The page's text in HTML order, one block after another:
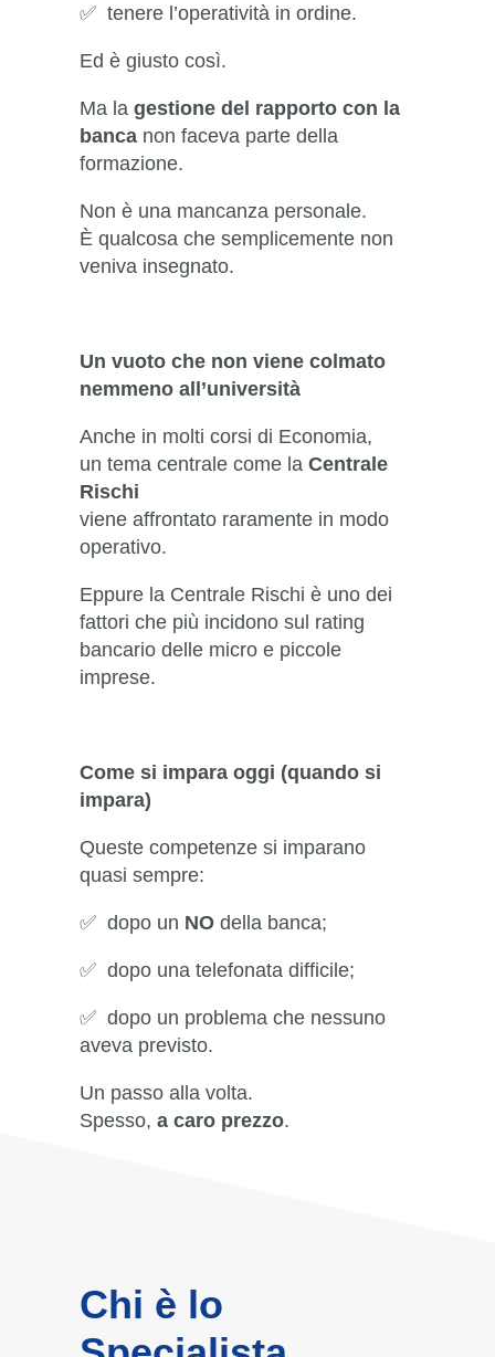
✅ tenere l’operatività in ordine.
Ed è giusto così.
Ma lagestione del rapporto con la
bancanon faceva parte della
formazione.
Non è una mancanza personale.
È qualcosa che semplicemente non
veniva insegnato.
Un vuoto che non viene colmato
nemmeno all’università
Anche in molti corsi di Economia,
un tema centrale come la Centrale
Rischi
viene affrontato raramente in modo
operativo.
Eppure la Centrale Rischi è uno dei
fattori che più incidono sul rating
bancario delle micro e piccole
imprese.
Come si impara oggi (quando si
impara)
Queste competenze si imparano
quasi sempre:
✅ dopo un NOdella banca;
✅ dopo una telefonata difficile;
✅ dopo un problema che nessuno
aveva previsto.
Un passo alla volta.
Spesso, a caro prezzo.
Chi è lo